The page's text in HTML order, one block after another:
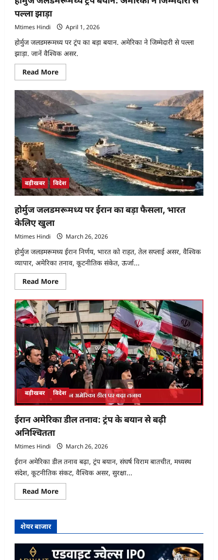
पल्ला झाड़ा
Mtimes Hindi April 1, 2026
होर्मुज जलडमरूमध्य पर ट्रंप का बड़ा बयान. अमेरिका ने जिम्मेदारी से पल्ला
झाड़ा. जानें वैश्विक असर.
Read MoreRead
more
होर्मुज
जलडमरूमध्य
ट्रंप
बयान:
अमेरिका
ने
जिम्मेदारी
से
पल्ला
झाड़ा
बड़ीखबर विदेश
होर्मुज जलडमरूमध्य पर ईरान का बड़ा फैसला, भारत
केलिए खुला
Mtimes Hindi March 26, 2026
होर्मुज जलडमरूमध्य ईरान निर्णय, भारत को राहत, तेल सप्लाई असर, वैश्विक
व्यापार, अमेरिका तनाव, कूटनीतिक संकेत, ऊर्जा...
Read MoreRead
more
होर्मुज
जलडमरूमध्य
पर
ईरान
का
बड़ा
फैसला,
भारत
केलिए
खुला
बड़ीखबर विदेश
ईरान अमेरिका डील तनाव: ट्रंप के बयान से बढ़ी
अनिश्चितता
Mtimes Hindi March 26, 2026
ईरान अमेरिका डील तनाव बढ़ा, ट्रंप बयान, संघर्ष विराम बातचीत, मध्यस्थ
संदेश, कूटनीतिक संकट, वैश्विक असर, सुरक्षा...
Read MoreRead
more
तनाव:
के
बयान
शेयर बाजार